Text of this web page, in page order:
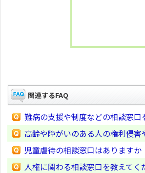
関連するFAQ
難病の支援や制度などの相談窓口
高齢や障がいのある人の権利侵
児童虐待の相談窓口はありますか
人権に関わる相談窓口を教えてく